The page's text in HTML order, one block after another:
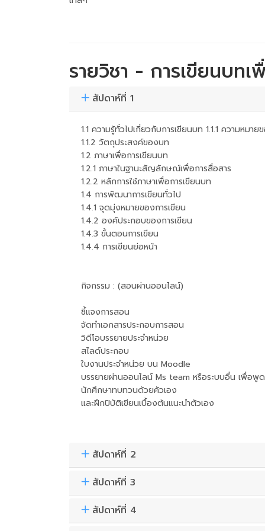
รายวิชา - การเขียนบทเ
สัปดาห์ที่ 1
1.1 ความรู้ทั่วไปเกี่ยวกับการเขียนบท 1.1.1 ความหมาย
1.1.2 วัตถุประสงค์ของบท
1.2 ภาษาเพื่อการเขียนบท
1.2.1 ภาษาในฐานะสัญลักษณ์เพื่อการสื่อสาร
1.2.2 หลักการใช้ภาษาเพื่อการเขียนบท
1.4 การพัฒนาการเขียนทั่วไป
1.4.1 จุดมุ่งหมายของการเขียน
1.4.2 องค์ประกอบของการเขียน
1.4.3 ขั้นตอนการเขียน
1.4.4 การเขียนย่อหน้า
กิจกรรม : (สอนผ่านออนไลน์)
ชี้แจงการสอน
จัดทำเอกสารประกอบการสอน
วิดีโอบรรยายประจำหน่วย
สไลด์ประกอบ
ใบงานประจำหน่วย บน Moodle
บรรยายผ่านออนไลน์ Ms team หรือระบบอื่น เพื่อพู
นักศึกษาทบทวนด้วยคัวเอง
และฝึกปิบัติเขียนเบื้องต้นแนะนำตัวเอง
สัปดาห์ที่ 2
สัปดาห์ที่ 3
สัปดาห์ที่ 4